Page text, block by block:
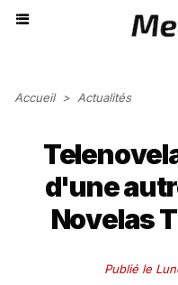
Accueil > Actualités
d'une
Novelas
Publié le